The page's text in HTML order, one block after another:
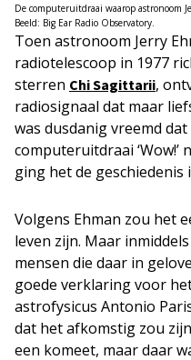
De computeruitdraai waarop astronoom
Beeld: Big Ear Radio Observatory.
Toen astronoom Jerry
radiotelescoop in 1977
sterren Chi Sagittarii,
radiosignaal dat maar
was dusdanig vreemd
computeruitdraai ‘Wow!’
ging het de geschiedenis
Volgens Ehman zou het
leven zijn. Maar
mensen die daar in
goede verklaring voor
astrofysicus Antonio
dat het afkomstig zou
een komeet, maar daar